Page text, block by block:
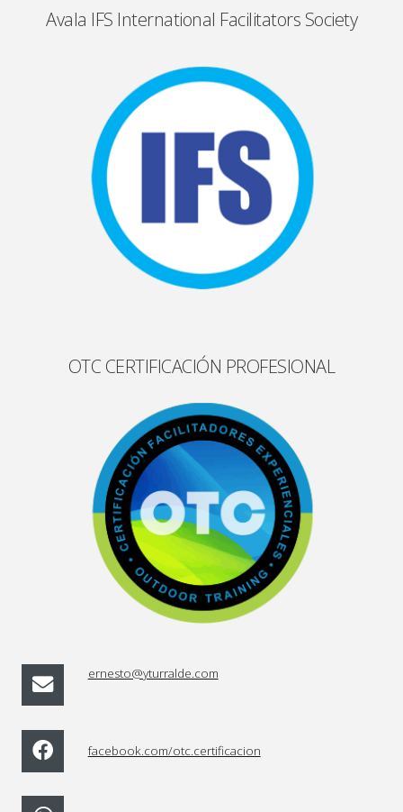
Avala IFS International Facilitators Society
OTC CERTIFICACIÓN PROFESIONAL
ernesto@yturralde.com
facebook.com/otc.certificacion